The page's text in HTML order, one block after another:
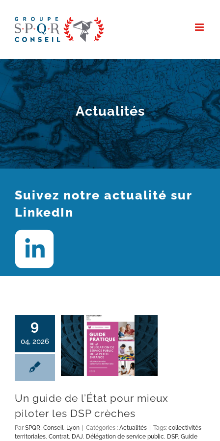
contenu
Actualités
Suivez notre actualité sur
LinkedIn
9
04, 2026
Un guide de l’État pour mieux
piloter les DSP crèches
Par SPQR_Conseil_Lyon | Catégories : Actualités | Tags: collectivités
territoriales, Contrat, DAJ Délégation de service public DSP, Guide